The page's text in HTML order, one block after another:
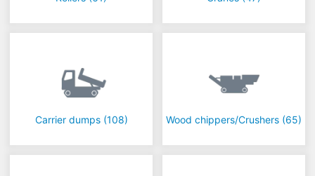
Carrier dumps (108) Wood chippers/Crushers (65)